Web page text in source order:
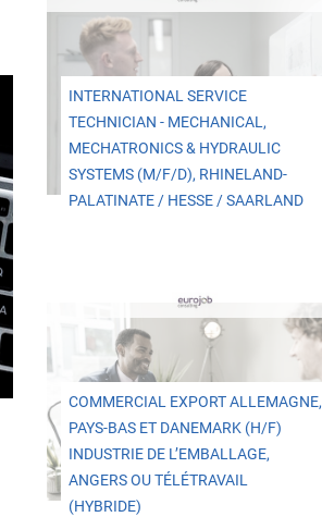
INTERNATIONAL SERVICE
TECHNICIAN - MECHANICAL,
MECHATRONICS & HYDRAULIC
SYSTEMS (M/F/D), RHINELAND-
PALATINATE / HESSE / SAARLAND
COMMERCIAL EXPORT ALLEMAGNE,
PAYS-BAS ET DANEMARK (H/F)
INDUSTRIE DE L’EMBALLAGE,
ANGERS OU TÉLÉTRAVAIL
(HYBRIDE)